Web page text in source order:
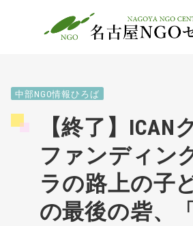
中部NGO情報ひろば
【終了】ICAN
ファンディン
ラの路上の子
の最後の砦、